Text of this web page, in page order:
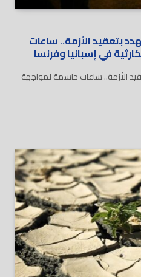
بتعقيد الأزمة.. ساعات
في إسبانيا وفرنسا
الأزمة.. ساعات حاسمة لمواجهة